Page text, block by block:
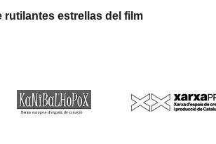
rutilantes estrellas del film